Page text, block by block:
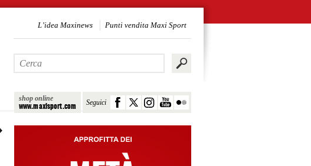
shop online
www.maxisport.com Seguici
L’idea Maxinews Punti vendita Maxi Sport